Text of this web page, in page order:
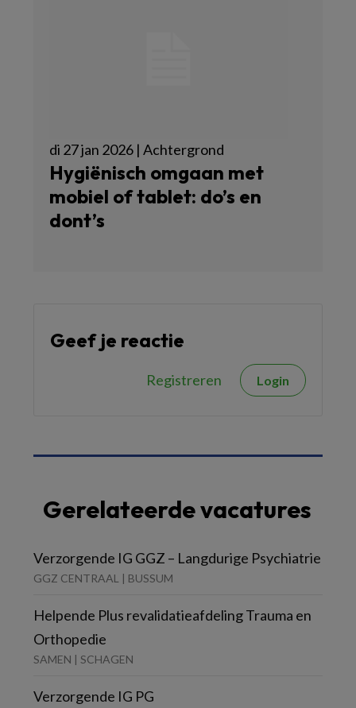
di 27 jan 2026 | Achtergrond
Hygiënisch omgaan met
mobiel of tablet: do’s en
dont’s
Geef je reactie
Registreren Login
Gerelateerde vacatures
Verzorgende IG GGZ – Langdurige Psychiatrie
GGZ CENTRAAL | BUSSUM
Helpende Plus revalidatieafdeling Trauma en
Orthopedie
SAMEN | SCHAGEN
Verzorgende IG PG